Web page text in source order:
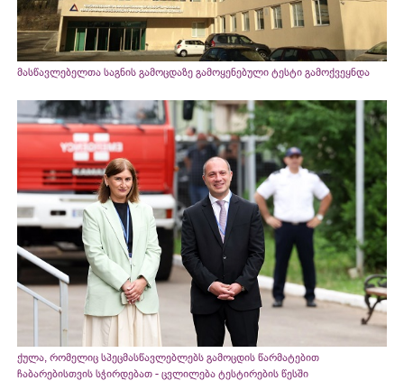
მასწავლებელთა საგნის გამოცდაზე გამოყენებული ტესტი გამოქვეყნდა
ქულა, რომელიც სპეცმასწავლებლებს გამოცდის წარმატებით
ჩაბარებისთვის სჭირდებათ - ცვლილება ტესტირების წესში